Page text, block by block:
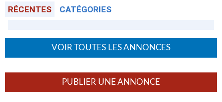
RÉCENTES CATÉGORIES
VOIR TOUTES LES ANNONCES
PUBLIER UNE ANNONCE